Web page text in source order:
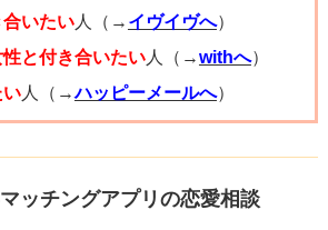
よう願っております。
いたい人（→ イヴイヴへ）
と付き合いたい人（→withへ）
い人（→ハッピーメールへ）
ッチングアプリの恋愛相談